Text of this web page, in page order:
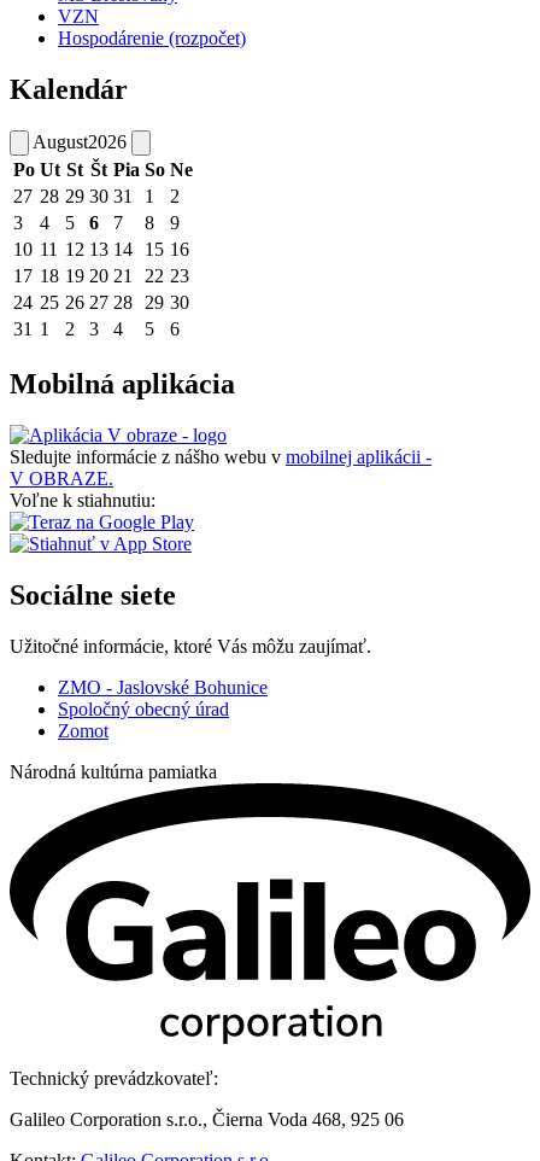
VZN
Hospodárenie (rozpočet)
Kalendár
August2026
Po Ut St Št Pia So Ne
27 28 29 30 31 1
2
3
4 5 6 7 8
9
10 11 12 13 14 15 16
17 18 19 20 21 22 23
24 25 26 27 28 29 30
31 1 2 3 4 5 6
Mobilná aplikácia
Sledujte informácie z nášho webu v mobilnej aplikácii -
V OBRAZE.
Voľne k stiahnutiu:
Sociálne siete
Užitočné informácie, ktoré Vás môžu zaujímať.
ZMO - Jaslovské Bohunice
Spoločný obecný úrad
Zomot
Národná kultúrna pamiatka
Technický prevádzkovateľ:
Galileo Corporation s.r.o., Čierna Voda 468, 925 06